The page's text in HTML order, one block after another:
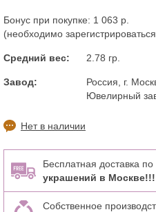
Бонус при покупке: 1 063 р.
(необходимо зарегистрироваться
Средний вес: 2.78 гр.
Завод:
Россия, г.
Ювелирный
Нет в наличии
Бесплатная доставка
украшений в Москве!!!
Собственное